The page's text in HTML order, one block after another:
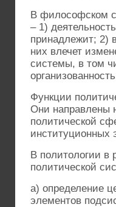
В философском
– 1)
принадлежит; 2)
них влечет
системы, в том
Функции
Они направлены
политической
институционных
В политологии в
политической
а) определение
элементов